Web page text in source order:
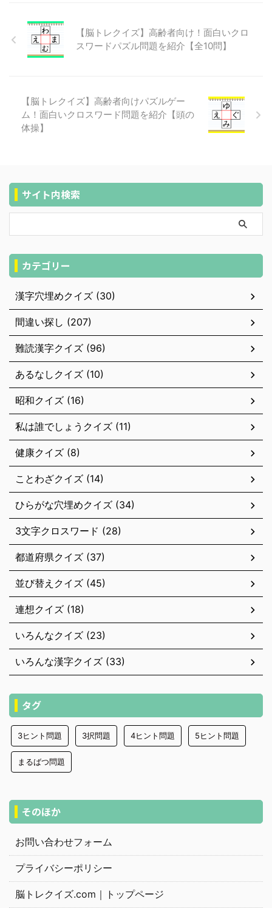
【脳トレクイズ】高齢者向け！面白いクロ
スワードパズル問題を紹介【全10問】
【脳トレクイズ】高齢者向けパズルゲー
ム！面白いクロスワード問題を紹介【頭の
体操】
サイト内検索
カテゴリー
漢字穴埋めクイズ (30)
間違い探し (207)
難読漢字クイズ (96)
あるなしクイズ (10)
昭和クイズ (16)
私は誰でしょうクイズ (11)
健康クイズ (8)
ことわざクイズ (14)
ひらがな穴埋めクイズ (34)
3文字クロスワード (28)
都道府県クイズ (37)
並び替えクイズ (45)
連想クイズ (18)
いろんなクイズ (23)
いろんな漢字クイズ (33)
タグ
3ヒント問題 3択問題 4ヒント問題 5ヒント問題
まるばつ問題
そのほか
お問い合わせフォーム
プライバシーポリシー
脳トレクイズ.com｜トップページ